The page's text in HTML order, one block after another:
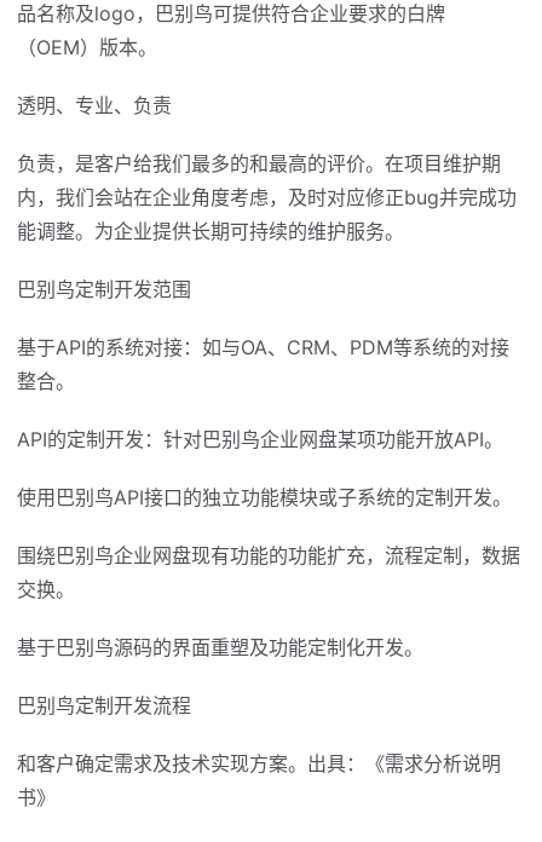
品名称及logo，巴别鸟可提供符合企业要求的白牌
（OEM）版本。
透明、专业、负责
负责，是客户给我们最多的和最高的评价。在项目维护期
内，我们会站在企业角度考虑，及时对应修正bug并完成功
能调整。为企业提供长期可持续的维护服务。
巴别鸟定制开发范围
基于API的系统对接：如与OA、CRM、PDM等系统的对接
整合。
API的定制开发：针对巴别鸟企业网盘某项功能开放API。
使用巴别鸟API接口的独立功能模块或子系统的定制开发。
围绕巴别鸟企业网盘现有功能的功能扩充，流程定制，数据
交换。
基于巴别鸟源码的界面重塑及功能定制化开发。
巴别鸟定制开发流程
和客户确定需求及技术实现方案。出具：《需求分析说明
书》